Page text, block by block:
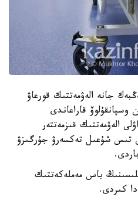
جانە الەۋمەتتىك قورعاۋ
وسپانقۇلوۆ قاراعاندى
الەۋمەتتىك قىزمەتتەر
تىس شۇعىل تەكسەرۋ جۇرگىزۋ
باس مەملەكەتتىك
دا كىردى.